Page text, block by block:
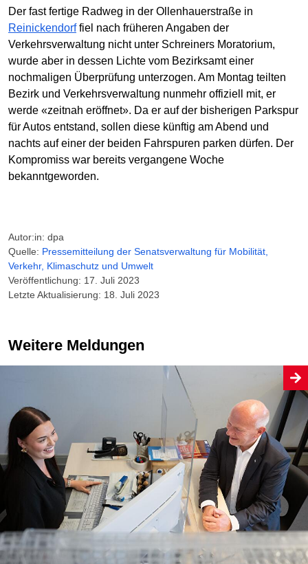
Der fast fertige Radweg in der Ollenhauerstraße in
Reinickendorffiel nach früheren Angaben der
Verkehrsverwaltung nicht unter Schreiners Moratorium,
wurde aber in dessen Lichte vom Bezirksamt einer
nochmaligen Überprüfung unterzogen. Am Montag teilten
Bezirk und Verkehrsverwaltung nunmehr offiziell mit, er
werde «zeitnah eröffnet». Da er auf der bisherigen Parkspur
für Autos entstand, sollen diese künftig am Abend und
nachts auf einer der beiden Fahrspuren parken dürfen. Der
Kompromiss war bereits vergangene Woche
bekanntgeworden.
Autor:in: dpa
Quelle: Pressemitteilung der Senatsverwaltung für Mobilität,
Verkehr, Klimaschutz und Umwelt
Veröffentlichung: 17. Juli 2023
Letzte Aktualisierung: 18. Juli 2023
Weitere Meldungen